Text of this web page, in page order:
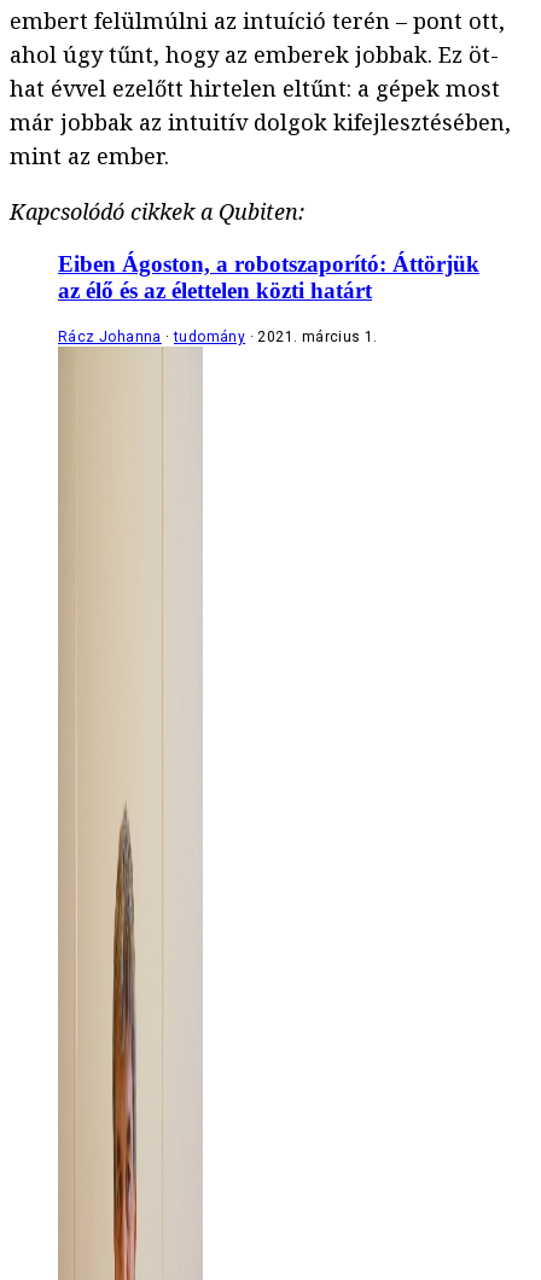
embert felülmúlni az intuíció terén – pont ott,
ahol úgy tűnt, hogy az emberek jobbak. Ez öt-
hat évvel ezelőtt hirtelen eltűnt: a gépek most
már jobbak az intuitív dolgok kifejlesztésében,
mint az ember.
Kapcsolódó cikkek a Qubiten:
Eiben Ágoston, a robotszaporító: Áttörjük
az élő és az élettelen közti határt
Rácz Johanna tudomány 2021. március 1.